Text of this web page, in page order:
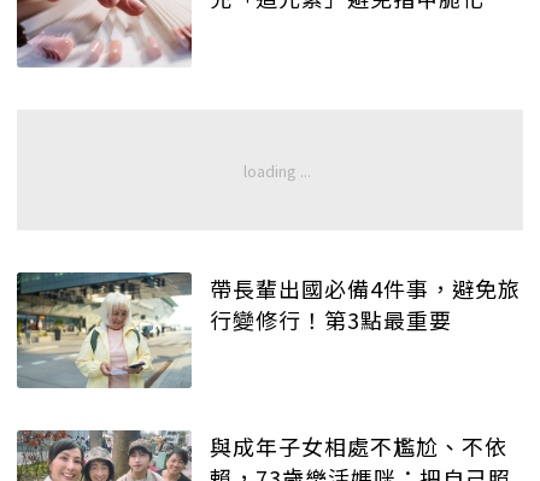
帶長輩出國必備4件事，避免旅
行變修行！第3點最重要
與成年子女相處不尷尬、不依